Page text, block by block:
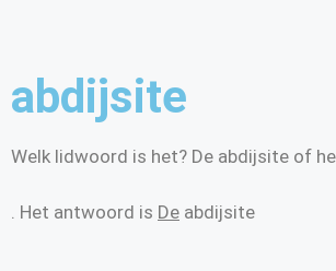
abdijsite
Welk lidwoord is het? De abdijsite of
. Het antwoord is De abdijsite